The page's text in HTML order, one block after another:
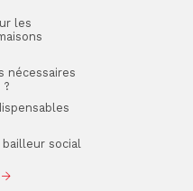
les
nécessaires
social